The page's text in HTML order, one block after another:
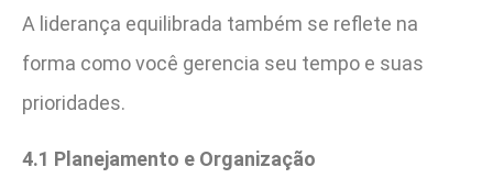
A liderança equilibrada também se reflete na
forma como você gerencia seu tempo e suas
prioridades.
4.1 Planejamento e Organização